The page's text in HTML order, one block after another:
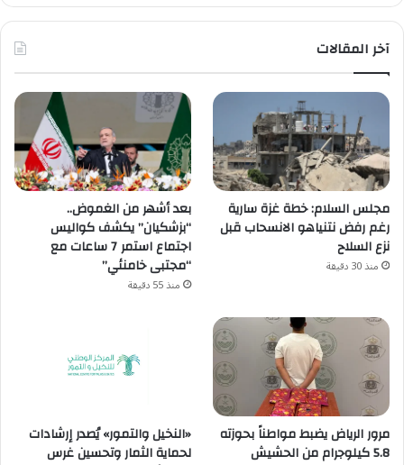
آخر المقالات
مجلس السلام: خطة غزة سارية
رغم رفض نتنياهو الانسحاب قبل
نزع السلاح
منذ 30 دقيقة
بعد أشهر من الغموض..
“بزشكيان” يكشف كواليس
اجتماع استمر 7 ساعات مع
“مجتبى خامنئي”
منذ 55 دقيقة
مرور الرياض يضبط مواطناً بحوزته
5.8 كيلوجرام من الحشيش
«النخيل والتمور» يُصدر إرشادات
لحماية الثمار وتحسين غرس